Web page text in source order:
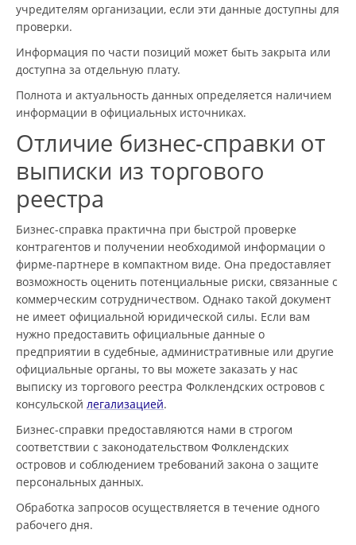
учредителям организации, если эти данные доступны для
проверки.
Информация по части позиций может быть закрыта или
доступна за отдельную плату.
Полнота и актуальность данных определяется наличием
информации в официальных источниках.
Отличие бизнес-справки от
выписки из торгового
реестра
Бизнес-справка практична при быстрой проверке
контрагентов и получении необходимой информации о
фирме-партнере в компактном виде. Она предоставляет
возможность оценить потенциальные риски, связанные с
коммерческим сотрудничеством. Однако такой документ
не имеет официальной юридической силы. Если вам
нужно предоставить официальные данные о
предприятии в судебные, административные или другие
официальные органы, то вы можете заказать у нас
выписку из торгового реестра Фолклендских островов с
консульской легализацией.
Бизнес-справки предоставляются нами в строгом
соответствии с законодательством Фолклендских
островов и соблюдением требований закона о защите
персональных данных.
Обработка запросов осуществляется в течение одного
рабочего дня.